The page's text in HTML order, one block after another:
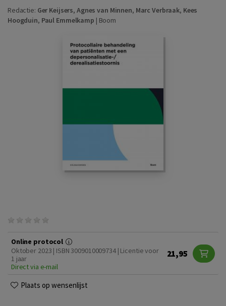
Redactie: Ger Keijsers, Agnes van Minnen, Marc Verbraak, Kees
Hoogduin, Paul Emmelkamp | Boom
Online protocol
Oktober 2023 | ISBN 3009010009734 | Licentie voor
1 jaar
Direct via e-mail
21,95
Plaats op wensenlijst